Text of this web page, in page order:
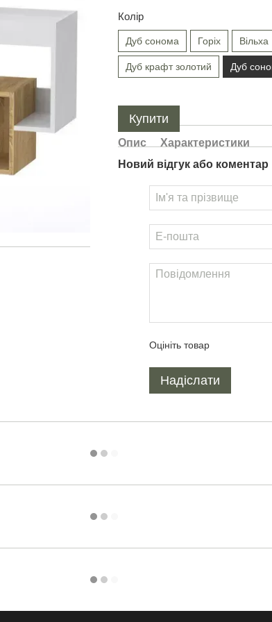
Колір
Дуб сонома Горіх Вільха
Дуб крафт золотий Дуб
Купити
Опис
Характеристики
Новий відгук або коментар
Оцініть товар
Надіслати